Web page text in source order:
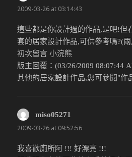
2009-03-26 at 03:14:43
這些都是你設計過的作品,是吧!但
套的居家設計作品,可供參考嗎?(
初次留言 小浣熊
版主回覆：(03/26/2009 08:07:44
其他的居家設計作品,您可參閱"作
miso05271
2009-03-26 at 09:52:56
我喜歡廁所阿 !!! 好漂亮 !!!